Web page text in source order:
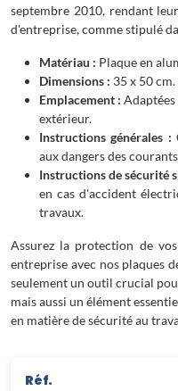
septembre 2010, rendant
d'entreprise, comme stipulé
Matériau : Plaque en
Dimensions : 35 x 50 cm.
Emplacement :
extérieur.
Instructions générales :
aux dangers des
Instructions de sécurité
en cas d'accident
travaux.
Assurez la protection de
entreprise avec nos plaques
seulement un outil crucial
mais aussi un élément
en matière de sécurité au
Réf.